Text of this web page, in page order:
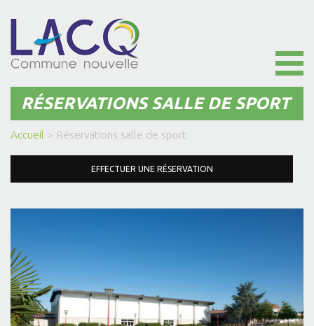
RÉSERVATIONS SALLE DE SPORT
Accueil > Réservations salle de sport
EFFECTUER UNE RÉSERVATION